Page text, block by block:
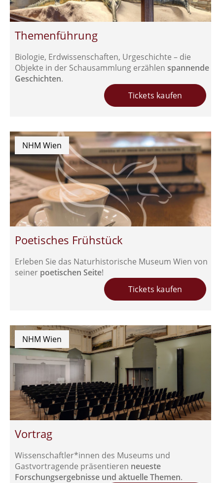
Themenführung
Biologie, Erdwissenschaften, Urgeschichte – die
Objekte in der Schausammlung erzählen spannende
Geschichten.
Tickets kaufen
NHM Wien
Poetisches Frühstück
Erleben Sie das Naturhistorische Museum Wien von
seiner poetischen Seite!
Tickets kaufen
NHM Wien
Vortrag
Wissenschaftler*innen des Museums und
Gastvortragende präsentieren neueste
Forschungsergebnisse und aktuelle Themen.